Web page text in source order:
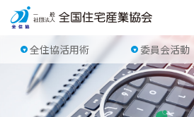
全住協活用術 委員会活動